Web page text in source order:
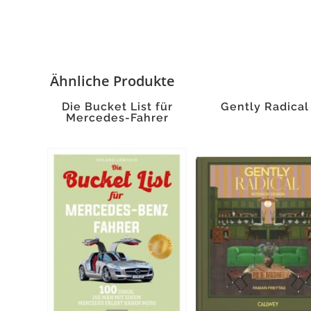
Ähnliche Produkte
Die Bucket List für
Mercedes-Fahrer
Gently Radical